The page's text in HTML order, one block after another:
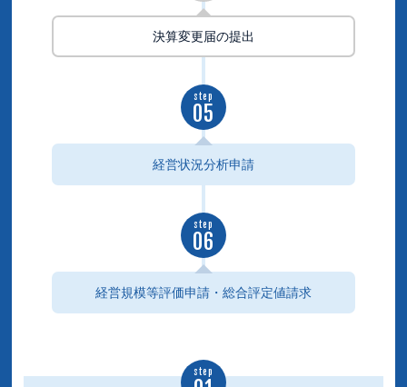
決算変更届の提出
経営状況分析申請
step
05
経営規模等評価申請・総合評定値請求
step
06
step